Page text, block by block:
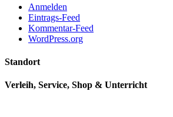
Anmelden
Eintrags-Feed
Kommentar-Feed
WordPress.org
Standort
Verleih, Service, Shop & Unterricht